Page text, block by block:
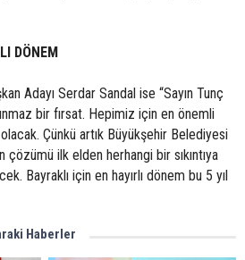
DÖNEM
Adayı Serdar Sandal ise “Sayın Tunç
bir fırsat. Hepimiz için en önemli
Çünkü artık Büyükşehir Belediyesi
ilk elden herhangi bir sıkıntıya
Bayraklı için en hayırlı dönem bu 5 yıl
Haberler